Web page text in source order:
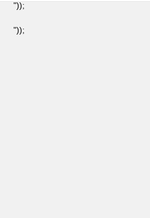
"));
"));